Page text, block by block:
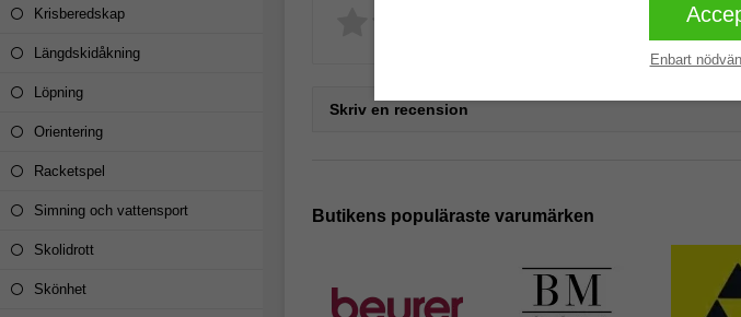
Enbart
Skriv en
Skriv en recension
Butikens populäraste varumärken
Krisberedskap
Längdskidåkning
Löpning
Orientering
Racketspel
Simning och vattensport
Skolidrott
Skönhet